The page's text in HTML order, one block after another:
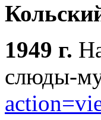
1949 г.
слюды-